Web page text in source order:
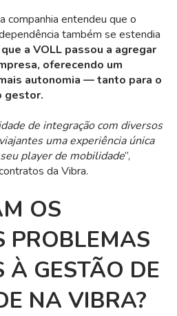
companhia entendeu que o
também se estendia
a VOLL passou a agregar
oferecendo um
autonomia — tanto para o
gestor.
de integração com diversos
uma experiência única
player de mobilidade”,
da Vibra.
OS
PROBLEMAS
À GESTÃO DE
NA VIBRA?